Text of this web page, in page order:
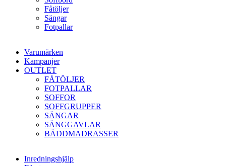
Fåtöljer
Sängar
Fotpallar
Varumärken
Kampanjer
OUTLET
FÅTÖLJER
FOTPALLAR
SOFFOR
SOFFGRUPPER
SÄNGAR
SÄNGGAVLAR
BÄDDMADRASSER
Inredningshjälp